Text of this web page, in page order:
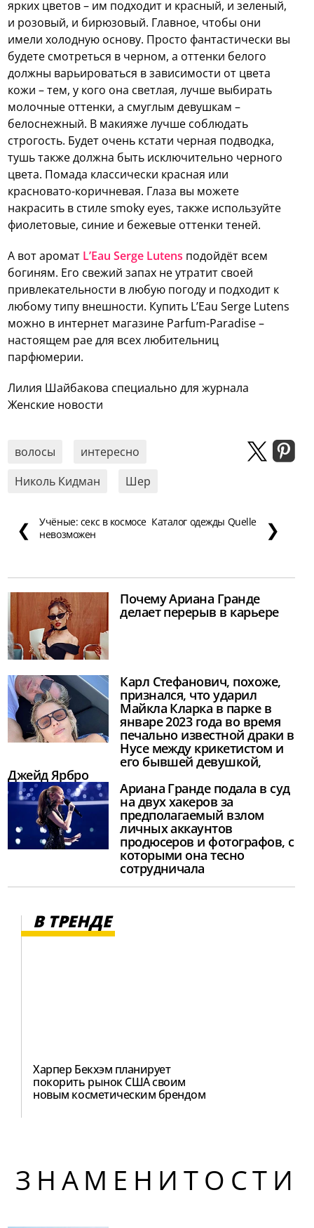
ярких цветов – им подходит и красный, и зеленый,
и розовый, и бирюзовый. Главное, чтобы они
имели холодную основу. Просто фантастически вы
будете смотреться в черном, а оттенки белого
должны варьироваться в зависимости от цвета
кожи – тем, у кого она светлая, лучше выбирать
молочные оттенки, а смуглым девушкам –
белоснежный. В макияже лучше соблюдать
строгость. Будет очень кстати черная подводка,
тушь также должна быть исключительно черного
цвета. Помада классически красная или
красновато-коричневая. Глаза вы можете
накрасить в стиле smoky eyes, также используйте
фиолетовые, синие и бежевые оттенки теней.
А вот аромат L’Eau Serge Lutens подойдёт всем
богиням. Его свежий запах не утратит своей
привлекательности в любую погоду и подходит к
любому типу внешности. Купить L’Eau Serge Lutens
можно в интернет магазине Parfum-Paradise –
настоящем рае для всех любительниц
парфюмерии.
Лилия Шайбакова специально для журнала
Женские новости
волосы
интересно
Николь Кидман
Шер
❮
Учёные: секс в космосе
невозможен
Каталог одежды Quelle ❯
Почему Ариана Гранде
делает перерыв в карьере
Карл Стефанович, похоже,
признался, что ударил
Майкла Кларка в парке в
январе 2023 года во время
печально известной драки в
Нусе между крикетистом и
его бывшей девушкой,
Джейд Ярбро
Ариана Гранде подала в суд
на двух хакеров за
предполагаемый взлом
личных аккаунтов
продюсеров и фотографов, с
которыми она тесно
сотрудничала
В ТРЕНДЕ
Харпер Бекхэм планирует
покорить рынок США своим
новым косметическим брендом
ЗНАМЕНИТОСТИ